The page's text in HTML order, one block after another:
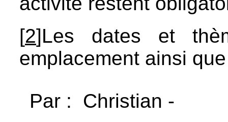
[2]Les dates et
emplacement ainsi
Par : Christian -